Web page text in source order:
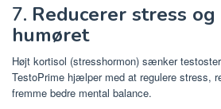
7. Reducerer stress
humøret
Højt kortisol (stresshormon) sænker
TestoPrime hjælper med at regulere stress,
fremme bedre mental balance.